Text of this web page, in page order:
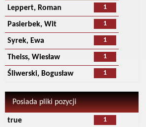
1
Leppert, Roman
1
Pasierbek, Wit
1
Syrek, Ewa
1
Theiss, Wiesław
1
Śliwerski, Bogusław
Posiada pliki pozycji
1
true